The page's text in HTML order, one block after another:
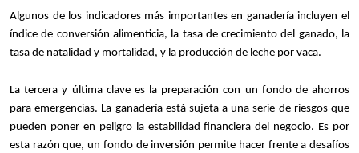
Algunos de los indicadores más importantes en ganadería incluyen el
índice de conversión alimenticia, la tasa de crecimiento del ganado, la
tasa de natalidad y mortalidad, y la producción de leche por vaca.
La tercera y última clave es la preparación con un fondo de ahorros
para emergencias. La ganadería está sujeta a una serie de riesgos que
pueden poner en peligro la estabilidad financiera del negocio. Es por
esta razón que, un fondo de inversión permite hacer frente a desafíos